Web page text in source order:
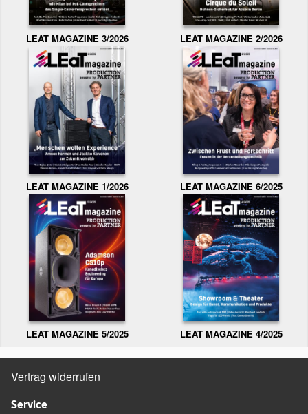
LEAT MAGAZINE 3/2026 LEAT MAGAZINE 2/2026
LEAT MAGAZINE 1/2026 LEAT MAGAZINE 6/2025
LEAT MAGAZINE 5/2025 LEAT MAGAZINE 4/2025
Vertrag widerrufen
Service